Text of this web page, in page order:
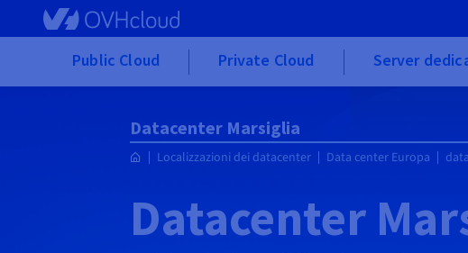
Skip to main content
Public Cloud Private Cloud Server
Datacenter Marsiglia
Localizzazioni dei datacenter Data center Europa
Datacenter